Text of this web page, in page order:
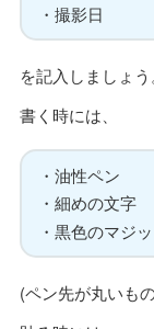
・撮影日
を記入しましょう
書く時には、
・油性ペン
・細めの文字
・黒色のマジ
(ペン先が丸いも